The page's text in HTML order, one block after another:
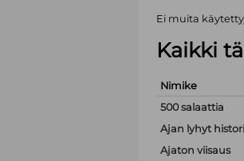
Ei muita
Kaikki
Nimike
500 salaattia
Ajan lyhyt
Ajaton viisaus